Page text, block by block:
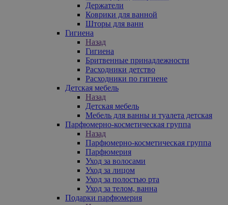
Держатели
Коврики для ванной
Шторы для ванн
Гигиена
Назад
Гигиена
Бритвенные принадлежности
Расходники детство
Расходники по гигиене
Детская мебель
Назад
Детская мебель
Мебель для ванны и туалета детская
Парфюмерно-косметическая группа
Назад
Парфюмерно-косметическая группа
Парфюмерия
Уход за волосами
Уход за лицом
Уход за полостью рта
Уход за телом, ванна
Подарки парфюмерия